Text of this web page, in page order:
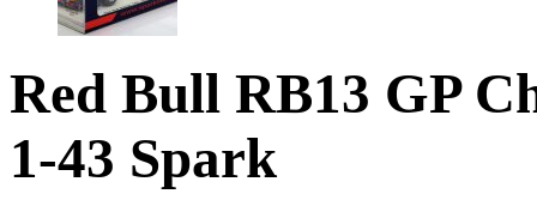
Red Bull RB13 GP
1-43 Spark